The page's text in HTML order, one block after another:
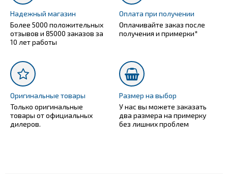
Надежный магазин
Более 5000 положительных
отзывов и 85000 заказов за
10 лет работы
Оплата при получении
Оплачивайте заказ после
получения и примерки*
Оригинальные товары
Только оригинальные
товары от официальных
дилеров.
Размер на выбор
У нас вы можете заказать
два размера на примерку
без лишних проблем